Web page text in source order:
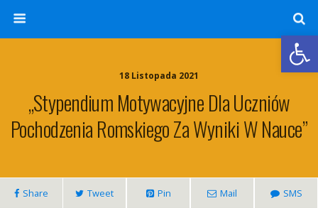
18 Listopada 2021
„Stypendium Motywacyjne Dla Uczniów
Pochodzenia Romskiego Za Wyniki W Nauce”
Share Tweet Pin Mail SMS